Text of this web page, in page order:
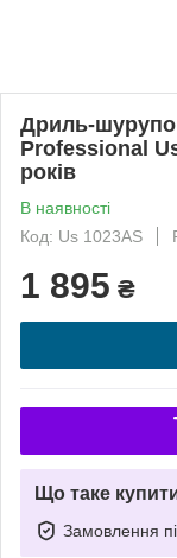
Дриль-
Professional
років
В наявності
Код: Us 1023AS
1 895 ₴
Що таке
Замовлення